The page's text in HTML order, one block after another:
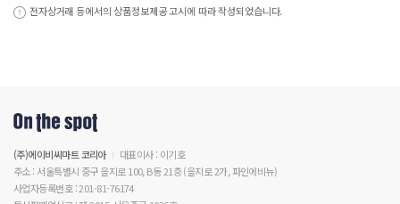
전자상거래 등에서의 상품정보제공 고시에 따라 작성되었습니다.
(주)에이비씨마트 코리아
대표이사 : 이기호
주소 : 서울특별시 중구 을지로 100, B동 21층 (을지로 2가, 파인에비뉴)
사업자등록번호 : 201-81-76174